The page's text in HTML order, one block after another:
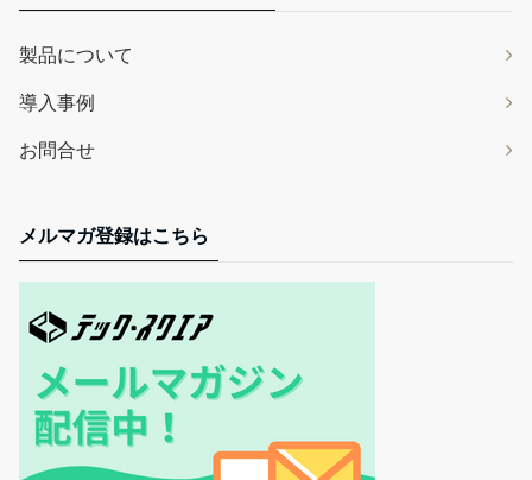
製品について
導入事例
お問合せ
メルマガ登録はこちら